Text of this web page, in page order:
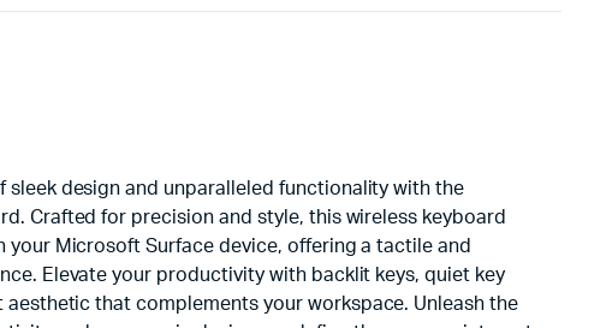
sleek design and unparalleled functionality with the
Crafted for precision and style, this wireless keyboard
your Microsoft Surface device, offering a tactile and
Elevate your productivity with backlit keys, quiet key
aesthetic that complements your workspace. Unleash the